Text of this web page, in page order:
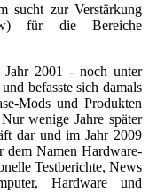
sucht zur Verstärkung
w) für die Bereiche
2001 - noch unter
befasste sich damals
Mods und Produkten
wenige Jahre später
dar und im Jahr 2009
dem Namen Hardware-
Testberichte, News
Hardware und